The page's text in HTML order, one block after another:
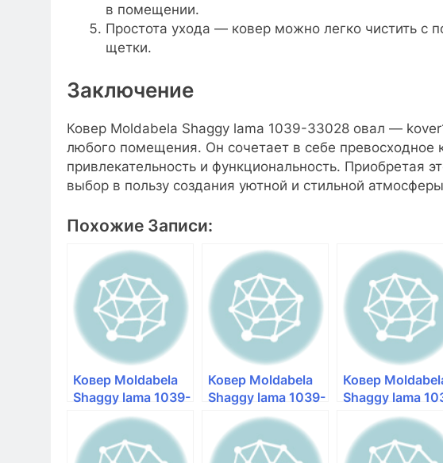
в помещении.
Простота ухода — ковер можно легко чистить с
щетки.
Заключение
Ковер Moldabela Shaggy lama 1039-33028 овал —
любого помещения. Он сочетает в себе превосходное
привлекательность и функциональность. Приобретая
выбор в пользу создания уютной и стильной
Похожие Записи:
Ковер Moldabela
Shaggy lama 1039-
33053 овал —
kover124
Ковер Moldabela
Shaggy lama 1039-
33026 овал —
kover124
Ковер
Shaggy lama
kover124